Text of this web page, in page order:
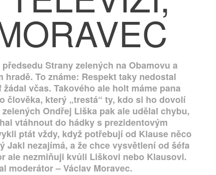
Strany zelených na Obamovu a
hradě. To známe: Respekt taky nedostal
včas. Takového ale holt máme pana
člověka, který „trestá“ ty, kdo si ho dovolí
Ondřej Liška pak ale udělal chybu,
vtáhnout do hádky s prezidentovým
ptát vždy, když potřebují od Klause něco
nezajímá, a že chce vysvětlení od šéfa
ale nezmiňuji kvůli Liškovi nebo Klausovi.
moderátor – Václav Moravec.